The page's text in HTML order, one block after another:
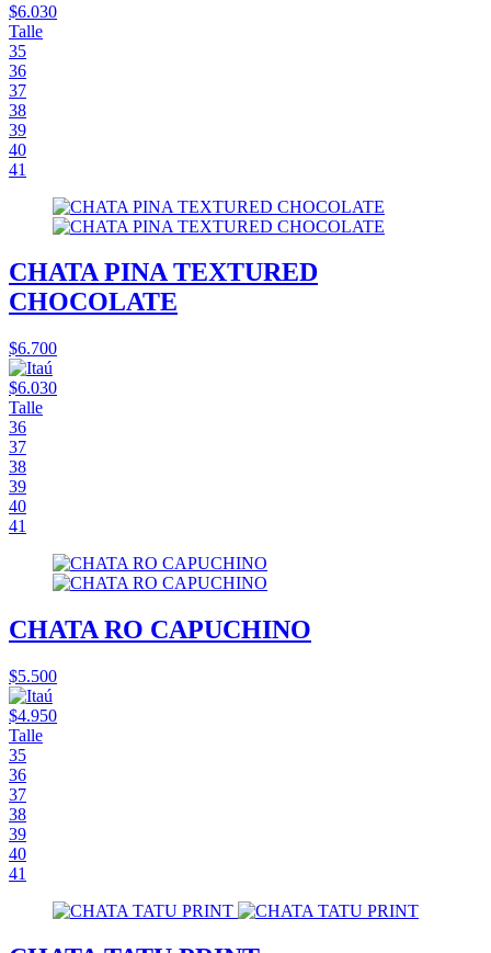
$6.030
Talle
35
36
37
38
39
40
41
CHATA PINA TEXTURED
CHOCOLATE
$6.700
$6.030
Talle
36
37
38
39
40
41
CHATA RO CAPUCHINO
$5.500
$4.950
Talle
35
36
37
38
39
40
41